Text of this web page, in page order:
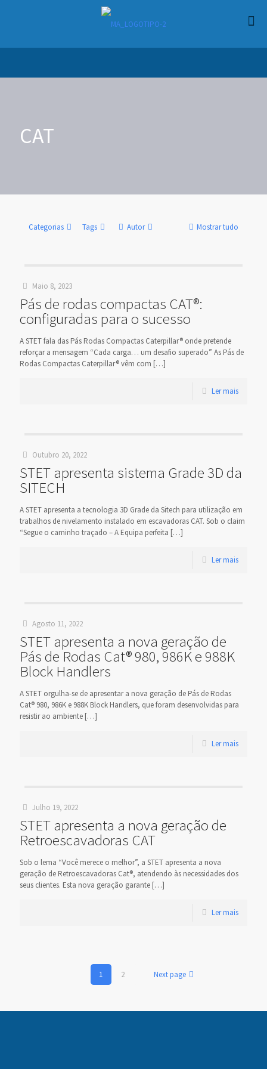
CAT
Categorias Tags Autor Mostrar tudo
Maio 8, 2023
Pás de rodas compactas CAT®:
configuradas para o sucesso
A STET fala das Pás Rodas Compactas Caterpillar® onde pretende
reforçar a mensagem “Cada carga… um desafio superado” As Pás de
Rodas Compactas Caterpillar® vêm com […]
Ler mais
Outubro 20, 2022
STET apresenta sistema Grade 3D da
SITECH
A STET apresenta a tecnologia 3D Grade da Sitech para utilização em
trabalhos de nivelamento instalado em escavadoras CAT. Sob o claim
“Segue o caminho traçado – A Equipa perfeita […]
Ler mais
Agosto 11, 2022
STET apresenta a nova geração de
Pás de Rodas Cat® 980, 986K e 988K
Block Handlers
A STET orgulha-se de apresentar a nova geração de Pás de Rodas
Cat® 980, 986K e 988K Block Handlers, que foram desenvolvidas para
resistir ao ambiente […]
Ler mais
Julho 19, 2022
STET apresenta a nova geração de
Retroescavadoras CAT
Sob o lema “Você merece o melhor”, a STET apresenta a nova
geração de Retroescavadoras Cat®, atendendo às necessidades dos
seus clientes. Esta nova geração garante […]
Ler mais
1 2 Next page